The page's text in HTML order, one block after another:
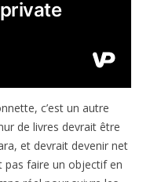
c’est un autre
de livres devrait être
et devrait devenir net
pas faire un objectif en